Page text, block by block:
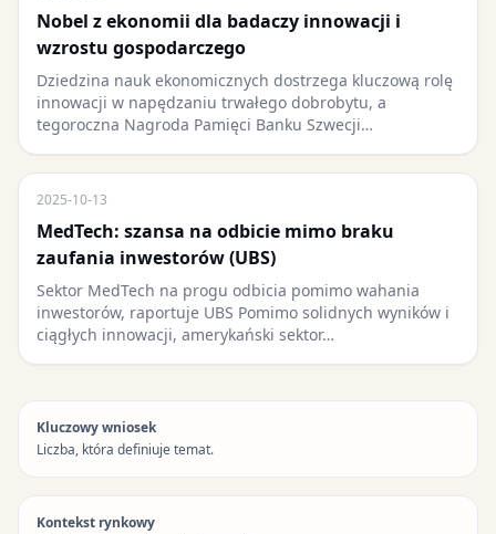
Nobel z ekonomii dla badaczy innowacji i
wzrostu gospodarczego
Dziedzina nauk ekonomicznych dostrzega kluczową rolę
innowacji w napędzaniu trwałego dobrobytu, a
tegoroczna Nagroda Pamięci Banku Szwecji…
2025-10-13
MedTech: szansa na odbicie mimo braku
zaufania inwestorów (UBS)
Sektor MedTech na progu odbicia pomimo wahania
inwestorów, raportuje UBS Pomimo solidnych wyników i
ciągłych innowacji, amerykański sektor…
Kluczowy wniosek
Liczba, która definiuje temat.
Kontekst rynkowy